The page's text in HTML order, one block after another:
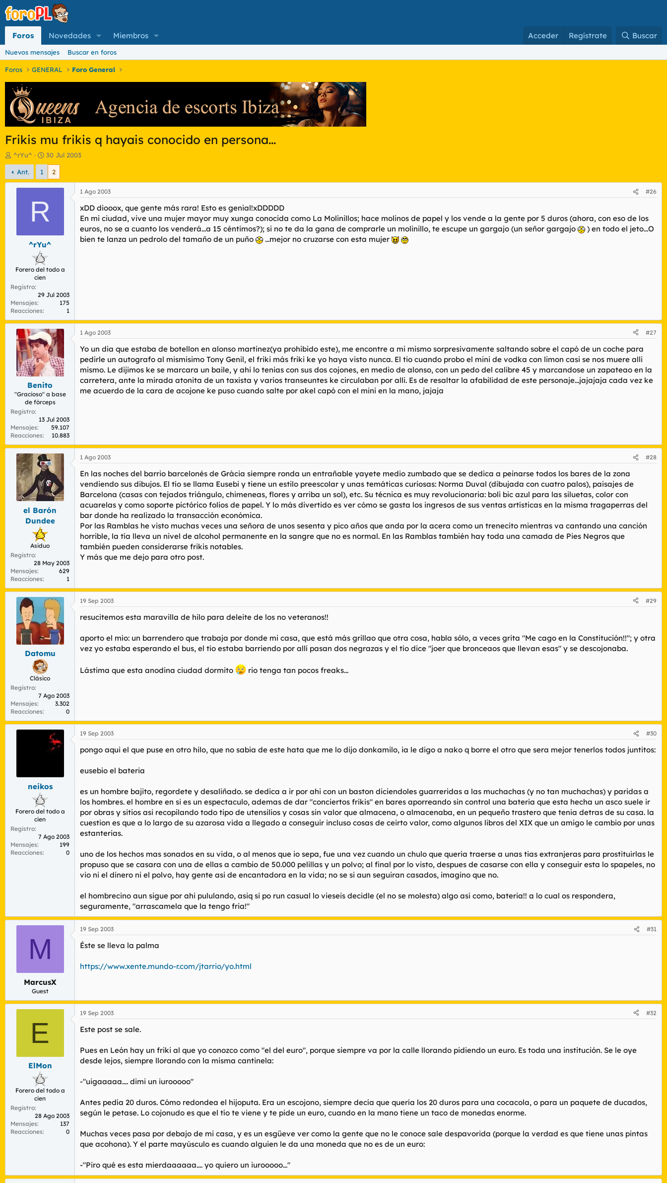
Foros Novedades Miembros Acceder Regístrate Buscar
Nuevos mensajes Buscar en foros
Foros GENERAL Foro General
Frikis mu frikis q hayais conocido en persona...
I
n
i
c
d
e
a
^rYu^
F
e
h
a
e
i
i
c
30 Jul 2003
Ant. 1 2
R
^rYu^
Forero del todo a
cien
Registro
29 Jul 2003
Mensajes
175
Reacciones
1
1 Ago 2003 #26
xDD diooox, que gente más rara! Esto es genial!xDDDDD
En mi ciudad, vive una mujer mayor muy xunga conocida como La Molinillos; hace molinos de papel y los vende a la gente por 5 duros (ahora, con eso de los
euros, no se a cuanto los venderá...a 15 céntimos?); si no te da la gana de comprarle un molinillo, te escupe un gargajo (un señor gargajo
) en todo el jeto...O
bien te lanza un pedrolo del tamaño de un puño
...mejor no cruzarse con esta mujer
Benito
"Gracioso" a base
de fórceps
Registro
13 Jul 2003
Mensajes
59.107
Reacciones
10.883
1 Ago 2003 #27
Yo un dia que estaba de botellon en alonso martinez(ya prohibido este), me encontre a mi mismo sorpresivamente saltando sobre el capó de un coche para
pedirle un autografo al mismisimo Tony Genil, el friki más friki ke yo haya visto nunca. El tio cuando probo el mini de vodka con limon casi se nos muere alli
mismo. Le dijimos ke se marcara un baile, y ahi lo tenias con sus dos cojones, en medio de alonso, con un pedo del calibre 45 y marcandose un zapateao en la
carretera, ante la mirada atonita de un taxista y varios transeuntes ke circulaban por alli. Es de resaltar la afabilidad de este personaje...jajajaja cada vez ke
me acuerdo de la cara de acojone ke puso cuando salte por akel capó con el mini en la mano, jajaja
el Barón
Dundee
Asiduo
Registro
28 May 2003
Mensajes
629
Reacciones
1
1 Ago 2003 #28
En las noches del barrio barcelonés de Gràcia siempre ronda un entrañable yayete medio zumbado que se dedica a peinarse todos los bares de la zona
vendiendo sus dibujos. El tío se llama Eusebi y tiene un estilo preescolar y unas temáticas curiosas: Norma Duval (dibujada con cuatro palos), paisajes de
Barcelona (casas con tejados triángulo, chimeneas, flores y arriba un sol), etc. Su técnica es muy revolucionaria: boli bic azul para las siluetas, color con
acuarelas y como soporte pictórico folios de papel. Y lo más divertido es ver cómo se gasta los ingresos de sus ventas artísticas en la misma tragaperras del
bar donde ha realizado la transacción económica.
Por las Ramblas he visto muchas veces una señora de unos sesenta y pico años que anda por la acera como un trenecito mientras va cantando una canción
horrible, la tía lleva un nivel de alcohol permanente en la sangre que no es normal. En las Ramblas también hay toda una camada de Pies Negros que
también pueden considerarse frikis notables.
Y más que me dejo para otro post.
Datomu
Clásico
Registro
7 Ago 2003
Mensajes
3.302
Reacciones
0
19 Sep 2003 #29
resucitemos esta maravilla de hilo para deleite de los no veteranos!!
aporto el mío: un barrendero que trabaja por donde mi casa, que está más grillao que otra cosa, habla sólo, a veces grita "Me cago en la Constitución!!"; y otra
vez yo estaba esperando el bus, el tío estaba barriendo por allí pasan dos negrazas y el tío dice "joer que bronceaos que llevan esas" y se descojonaba.
Lástima que esta anodina ciudad dormito rio tenga tan pocos freaks...
neikos
Forero del todo a
cien
Registro
7 Ago 2003
Mensajes
199
Reacciones
0
19 Sep 2003 #30
pongo aqui el que puse en otro hilo, que no sabia de este hata que me lo dijo donkamilo, ia le digo a nako q borre el otro que sera mejor tenerlos todos juntitos:
eusebio el bateria
es un hombre bajito, regordete y desaliñado. se dedica a ir por ahi con un baston diciendoles guarreridas a las muchachas (y no tan muchachas) y paridas a
los hombres. el hombre en si es un espectaculo, ademas de dar "conciertos frikis" en bares aporreando sin control una bateria que esta hecha un asco suele ir
por obras y sitios asi recopilando todo tipo de utensilios y cosas sin valor que almacena, o almacenaba, en un pequeño trastero que tenia detras de su casa. la
cuestion es que a lo largo de su azarosa vida a llegado a conseguir incluso cosas de ceirto valor, como algunos libros del XIX que un amigo le cambio por unas
estanterias.
uno de los hechos mas sonados en su vida, o al menos que io sepa, fue una vez cuando un chulo que queria traerse a unas tias extranjeras para prostituirlas le
propuso que se casara con una de ellas a cambio de 50.000 pelillas y un polvo; al final por lo visto, despues de casarse con ella y conseguir esta lo spapeles, no
vio ni el dinero ni el polvo, hay gente asi de encantadora en la vida; no se si aun seguiran casados, imagino que no.
el hombrecino aun sigue por ahi pululando, asiq si po run casual lo vieseis decidle (el no se molesta) algo asi como, bateria!! a lo cual os respondera,
seguramente, "arrascamela que la tengo fria!"
M
MarcusX
Guest
19 Sep 2003 #31
Éste se lleva la palma
https://www.xente.mundo-r.com/jtarrio/yo.html
E
ElMon
Forero del todo a
cien
Registro
28 Ago 2003
Mensajes
137
Reacciones
0
19 Sep 2003 #32
Este post se sale.
Pues en León hay un friki al que yo conozco como "el del euro", porque siempre va por la calle llorando pidiendo un euro. Es toda una institución. Se le oye
desde lejos, siempre llorando con la misma cantinela:
-"uigaaaaa.... dimi un iurooooo"
Antes pedía 20 duros. Cómo redondea el hijoputa. Era un escojono, siempre decía que quería los 20 duros para una cocacola, o para un paquete de ducados,
según le petase. Lo cojonudo es que el tío te viene y te pide un euro, cuando en la mano tiene un taco de monedas enorme.
Muchas veces pasa por debajo de mi casa, y es un esgüeve ver como la gente que no le conoce sale despavorida (porque la verdad es que tiene unas pintas
que acohona). Y el parte mayúsculo es cuando alguien le da una moneda que no es de un euro:
-"Piro qué es esta mierdaaaaaa.... yo quiero un iurooooo..."